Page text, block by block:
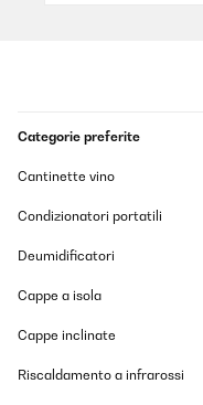
Categorie preferite
Cantinette vino
Condizionatori portatili
Deumidificatori
Cappe a isola
Cappe inclinate
Riscaldamento a infrarossi